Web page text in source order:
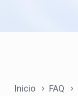
Inicio FAQ